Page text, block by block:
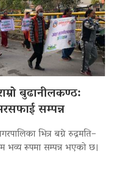
बुढानीलकण्ठ:
सम्पन्न
भित्र बग्ने रुद्रमति–
भव्य रूपमा सम्पन्न भएको छ।